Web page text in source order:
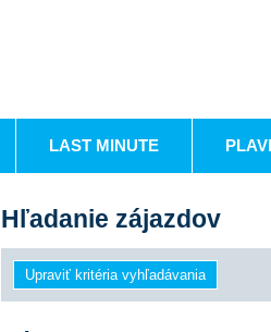
LAST MINUTE
Hľadanie zájazdov